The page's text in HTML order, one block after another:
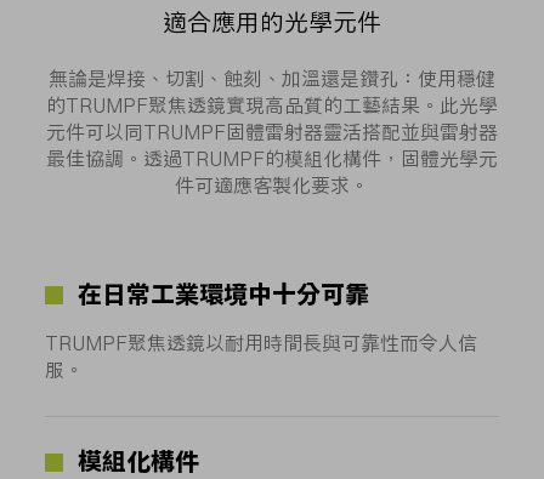
適合應用的光學元件
無論是焊接、切割、蝕刻、加溫還是鑽孔：使用穩健
的TRUMPF聚焦透鏡實現高品質的工藝結果。此光學
元件可以同TRUMPF固體雷射器靈活搭配並與雷射器
最佳協調。透過TRUMPF的模組化構件，固體光學元
件可適應客製化要求。
在日常工業環境中十分可靠
TRUMPF聚焦透鏡以耐用時間長與可靠性而令人信
服。
模組化構件